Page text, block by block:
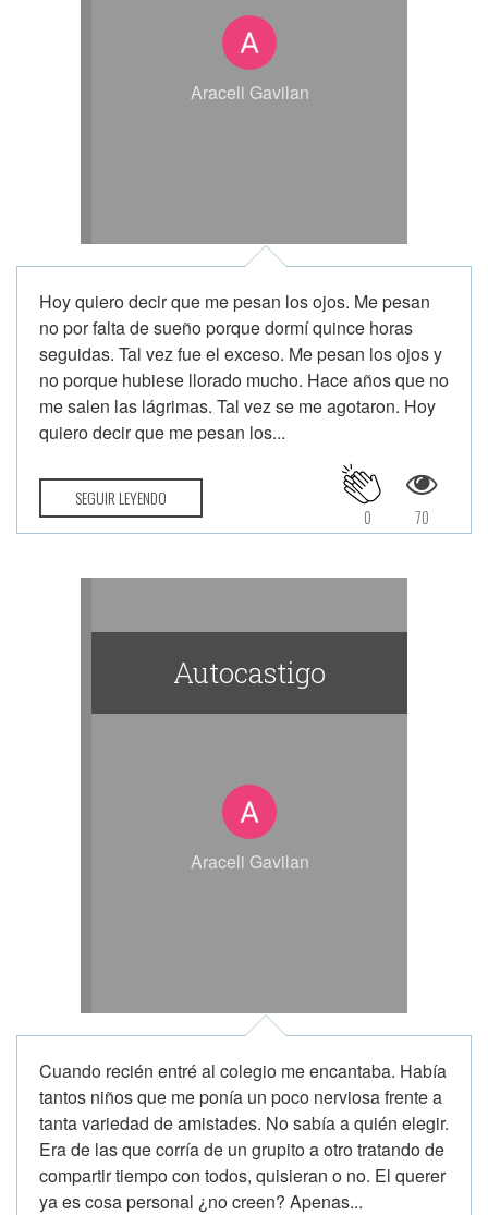
Araceli Gavilan
Hoy quiero decir que me pesan los ojos. Me pesan
no por falta de sueño porque dormí quince horas
seguidas. Tal vez fue el exceso. Me pesan los ojos y
no porque hubiese llorado mucho. Hace años que no
me salen las lágrimas. Tal vez se me agotaron. Hoy
quiero decir que me pesan los...
SEGUIR LEYENDO
70
0
Autocastigo
Araceli Gavilan
Cuando recién entré al colegio me encantaba. Había
tantos niños que me ponía un poco nerviosa frente a
tanta variedad de amistades. No sabía a quién elegir.
Era de las que corría de un grupito a otro tratando de
compartir tiempo con todos, quisieran o no. El querer
ya es cosa personal ¿no creen? Apenas...